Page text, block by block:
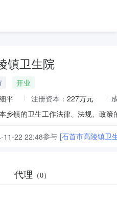
镇卫生院
开业
平 注册资本： 227万元
11-22 22:48参与 [石首市高陵镇卫
代理 （0）